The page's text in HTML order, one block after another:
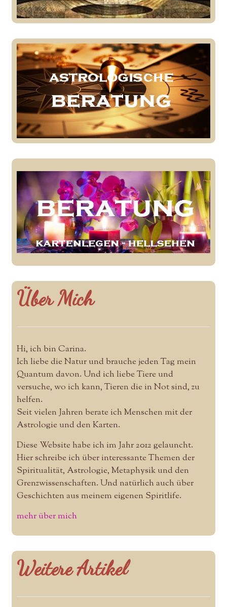
Über Mich
Hi, ich bin Carina.
Ich liebe die Natur und brauche jeden Tag mein
Quantum davon. Und ich liebe Tiere und
versuche, wo ich kann, Tieren die in Not sind, zu
helfen.
Seit vielen Jahren berate ich Menschen mit der
Astrologie und den Karten.
Diese Website habe ich im Jahr 2012 gelauncht.
Hier schreibe ich über interessante Themen der
Spiritualität, Astrologie, Metaphysik und den
Grenzwissenschaften. Und natürlich auch über
Geschichten aus meinem eigenen Spiritlife.
mehr über mich
Weitere Artikel